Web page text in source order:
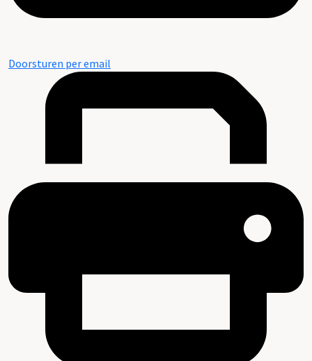
Doorsturen per email